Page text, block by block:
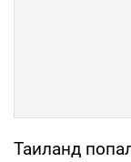
Таиланд